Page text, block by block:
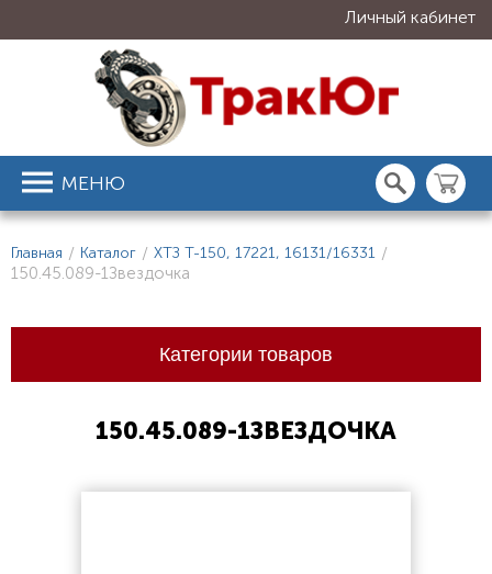
Личный кабинет
МЕНЮ
Главная / Каталог / ХТЗ Т-150, 17221, 16131/16331 /
150.45.089-1Звездочка
Категории товаров
150.45.089-1ЗВЕЗДОЧКА